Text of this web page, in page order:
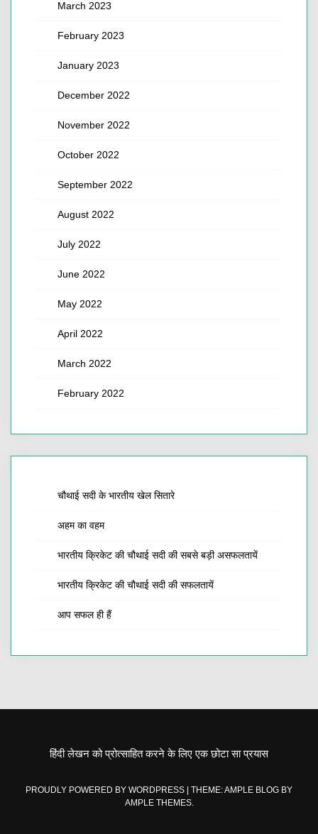
March 2023
February 2023
January 2023
December 2022
November 2022
October 2022
September 2022
August 2022
July 2022
June 2022
May 2022
April 2022
March 2022
February 2022
चौथाई सदी के भारतीय खेल सितारे
अहम का वहम
भारतीय क्रिकेट की चौथाई सदी की सबसे बड़ी असफलतायें
भारतीय क्रिकेट की चौथाई सदी की सफलतायें
आप सफल ही हैं
हिंदी लेखन को प्रोत्साहित करने के लिए एक छोटा सा प्रयास
PROUDLY POWERED BY WORDPRESS
THEME: AMPLE BLOG BY
AMPLE THEMES.